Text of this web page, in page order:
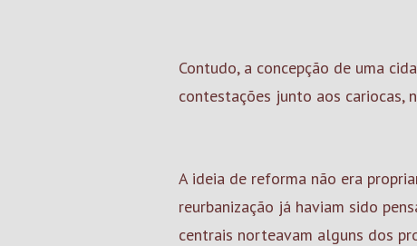
Contudo, a concepção de uma
contestações junto aos cariocas,
A ideia de reforma não era
reurbanização já haviam sido
centrais norteavam alguns dos